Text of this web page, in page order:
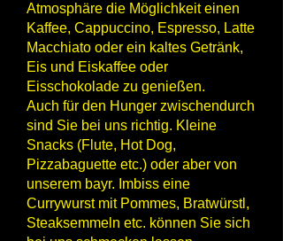
Atmosphäre die Möglichkeit einen
Kaffee, Cappuccino, Espresso, Latte
Macchiato oder ein kaltes Getränk,
Eis und Eiskaffee oder
Eisschokolade zu genießen.
Auch für den Hunger zwischendurch
sind Sie bei uns richtig. Kleine
Snacks (Flute, Hot Dog,
Pizzabaguette etc.) oder aber von
unserem bayr. Imbiss eine
Currywurst mit Pommes, Bratwürstl,
Steaksemmeln etc. können Sie sich